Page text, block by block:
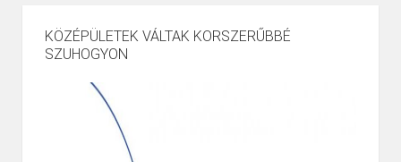
KÖZÉPÜLETEK VÁLTAK KORSZERŰBBÉ
SZUHOGYON